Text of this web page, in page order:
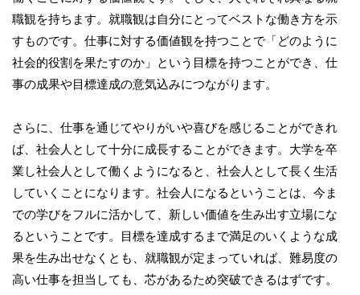
職観を持ちます。就職観は自分にとってベストな働き方を示
すものです。仕事に対する価値観を持つことで「どのように
社会的役割を果たすのか」という目標を持つことができ、仕
事の成果や目標達成の意気込みにつながります。
さらに、仕事を通じてやりがいや喜びを感じることができれ
ば、社会人として十分に成長することができます。大学を卒
業し社会人として働くようになると、社会人として長く生活
していくことになります。社会人になるということは、今ま
での学びをフルに活かして、新しい価値を生み出す立場にな
るということです。目標を達成するまで満足のいくような成
果を生み出せなくとも、就職観が定まっていれば、難易度の
高い仕事を担当しても、芯があるため突破できるはずです。